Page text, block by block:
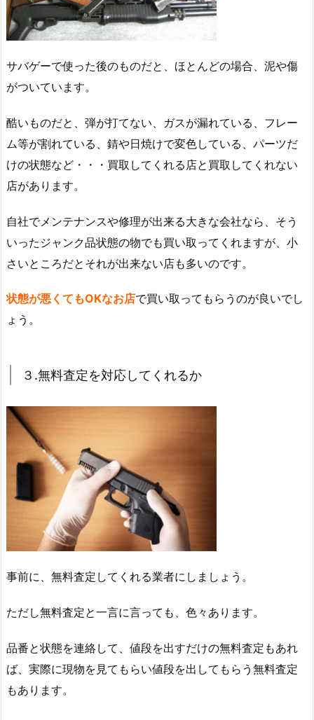
サバゲーで使った後のものだと、ほとんどの場合、泥や傷
がついています。
酷いものだと、弾が打てない、ガスが漏れている、フレー
ム等が割れている、錆や日焼けで変色している、パーツだ
けの状態など・・・買取してくれる店と買取してくれない
店があります。
自社でメンテナンスや修理が出来る大きな会社なら、そう
いったジャンク品状態の物でも買い取ってくれますが、小
さいところだとそれが出来ない店も多いのです。
状態が悪くてもOKなお店で買い取ってもらうのが良いでし
ょう。
３.無料査定を対応してくれるか
事前に、無料査定してくれる業者にしましょう。
ただし無料査定と一言に言っても、色々あります。
品番と状態を連絡して、値段を出すだけの無料査定もあれ
ば、実際に現物を見てもらい値段を出してもらう無料査定
もあります。